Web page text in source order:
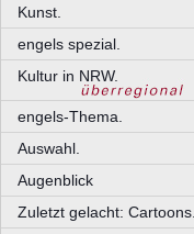
Kunst.
engels spezial.
Kultur in NRW.
engels-Thema.
Auswahl.
Augenblick
Zuletzt gelacht: Cartoons.